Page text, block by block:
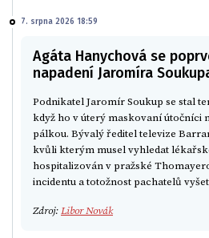
7. srpna 2026 18:59
Agáta Hanychová se
napadení Jaromíra
Podnikatel Jaromír Soukup se stal
když ho v úterý maskovaní útočníci
pálkou. Bývalý ředitel televize
kvůli kterým musel vyhledat
hospitalizován v pražské
incidentu a totožnost pachatelů
Zdroj:Libor Novák